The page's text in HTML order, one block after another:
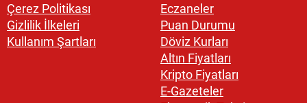
Çerez Politikası
Gizlilik İlkeleri
Kullanım Şartları
Eczaneler
Puan Durumu
Döviz Kurları
Altın Fiyatları
Kripto Fiyatları
E-Gazeteler